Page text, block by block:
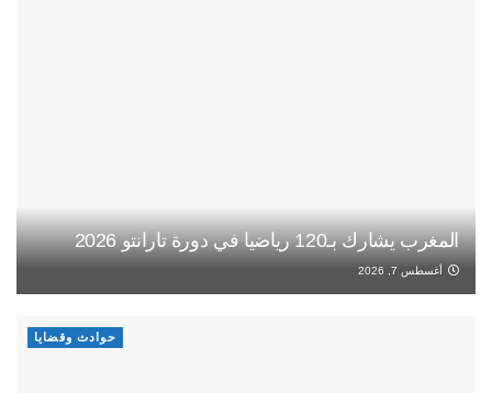
المغرب يشارك بـ120 رياضيا في دورة تارانتو 2026
أغسطس 7, 2026
حوادث وقضايا